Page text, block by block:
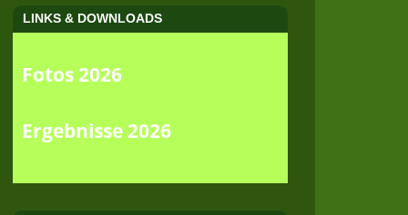
LINKS & DOWNLOADS
Fotos 2026
Ergebnisse 2026